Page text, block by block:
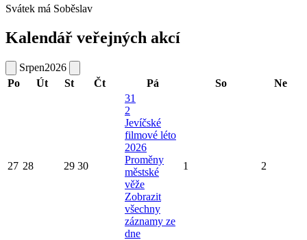
Svátek má Soběslav
Kalendář veřejných akcí
Srpen2026
Po
Út St Čt Pá So Ne
27 28 29 30
31
2
Jevíčské
filmové léto
2026
Proměny
městské
věže
Zobrazit
všechny
záznamy ze
dne
1 2